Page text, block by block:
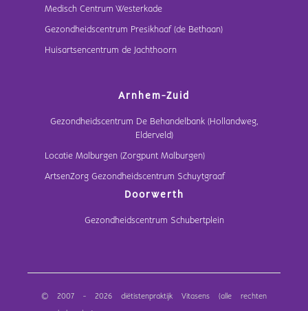
Medisch Centrum Westerkade
Gezondheidscentrum Presikhaaf (de Bethaan)
Huisartsencentrum de Jachthoorn
Arnhem-Zuid
Gezondheidscentrum De Behandelbank (Hollandweg,
Elderveld)
Locatie Malburgen (Zorgpunt Malburgen)
ArtsenZorg Gezondheidscentrum Schuytgraaf
Doorwerth
Gezondheidscentrum Schubertplein
© 2007 - 2026 diëtistenpraktijk Vitasens (alle rechten